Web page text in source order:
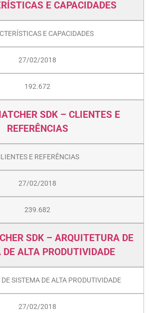
E CAPACIDADES
E CAPACIDADES
27/02/2018
192.672
SDK – CLIENTES E
REFERÊNCIAS
E REFERÊNCIAS
27/02/2018
239.682
SDK – ARQUITETURA DE
ALTA PRODUTIVIDADE
SISTEMA DE ALTA PRODUTIVIDADE
27/02/2018